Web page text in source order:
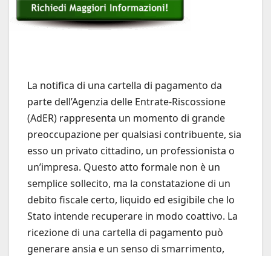
La notifica di una cartella di pagamento da
parte dell’Agenzia delle Entrate-Riscossione
(AdER) rappresenta un momento di grande
preoccupazione per qualsiasi contribuente, sia
esso un privato cittadino, un professionista o
un’impresa. Questo atto formale non è un
semplice sollecito, ma la constatazione di un
debito fiscale certo, liquido ed esigibile che lo
Stato intende recuperare in modo coattivo. La
ricezione di una cartella di pagamento può
generare ansia e un senso di smarrimento,